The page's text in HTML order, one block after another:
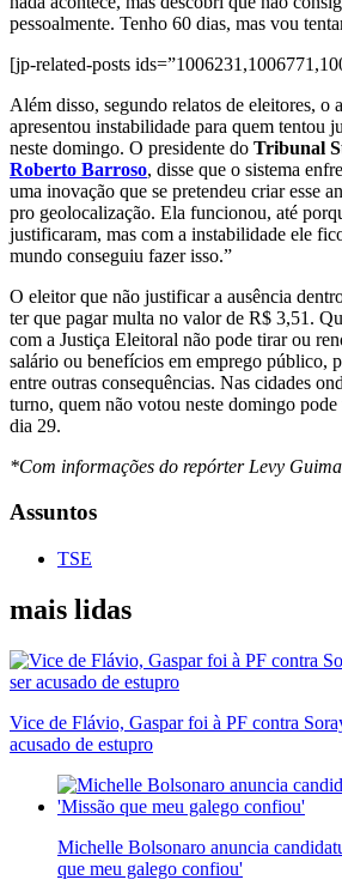
pessoalmente. Tenho 60 dias, mas vou
[jp-related-posts
Além disso, segundo relatos de eleitores, o
apresentou instabilidade para quem tentou
neste domingo. O presidente do Tribunal
Roberto Barroso, disse que o sistema
uma inovação que se pretendeu criar esse
pro geolocalização. Ela funcionou, até
justificaram, mas com a instabilidade ele
mundo conseguiu fazer isso.”
O eleitor que não justificar a ausência
ter que pagar multa no valor de R$ 3,51.
com a Justiça Eleitoral não pode tirar ou
salário ou benefícios em emprego público,
entre outras consequências. Nas cidades
turno, quem não votou neste domingo
dia 29.
*Com informações do repórter Levy
Assuntos
TSE
mais lidas
Vice de Flávio, Gaspar foi à PF contra
acusado de estupro
Michelle Bolsonaro anuncia
que meu galego confiou'